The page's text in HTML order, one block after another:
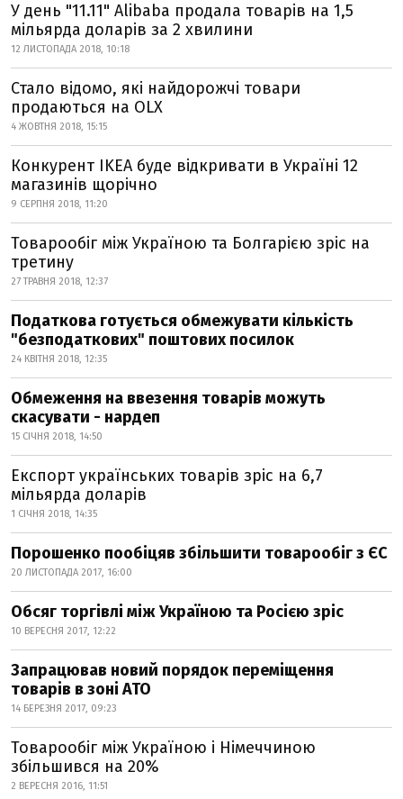
У день "11.11" Alibaba продала товарів на 1,5
мільярда доларів за 2 хвилини
12 ЛИСТОПАДА 2018, 10:18
Стало відомо, які найдорожчі товари
продаються на OLX
4 ЖОВТНЯ 2018, 15:15
Конкурент IKEA буде відкривати в Україні 12
магазинів щорічно
9 СЕРПНЯ 2018, 11:20
Товарообіг між Україною та Болгарією зріс на
третину
27 ТРАВНЯ 2018, 12:37
Податкова готується обмежувати кількість
"безподаткових" поштових посилок
24 КВІТНЯ 2018, 12:35
Обмеження на ввезення товарів можуть
скасувати - нардеп
15 СІЧНЯ 2018, 14:50
Експорт українських товарів зріс на 6,7
мільярда доларів
1 СІЧНЯ 2018, 14:35
Порошенко пообіцяв збільшити товарообіг з ЄС
20 ЛИСТОПАДА 2017, 16:00
Обсяг торгівлі між Україною та Росією зріс
10 ВЕРЕСНЯ 2017, 12:22
Запрацював новий порядок переміщення
товарів в зоні АТО
14 БЕРЕЗНЯ 2017, 09:23
Товарообіг між Україною і Німеччиною
збільшився на 20%
2 ВЕРЕСНЯ 2016, 11:51